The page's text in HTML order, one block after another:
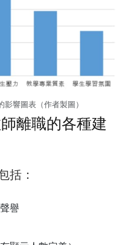
響圖表（作者製圖）
離職的各種建
括：
譽